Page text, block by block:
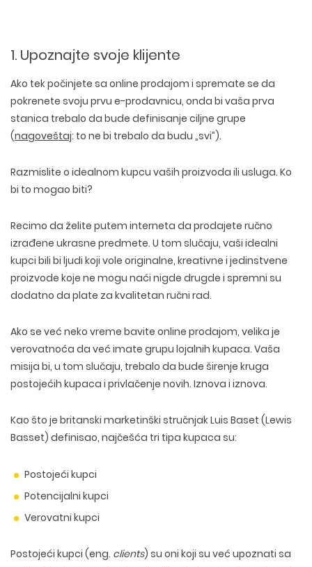
1. Upoznajte svoje klijente
Ako tek počinjete sa online prodajom i spremate se da
pokrenete svoju prvu e-prodavnicu, onda bi vaša prva
stanica trebalo da bude definisanje ciljne grupe
(nagoveštaj: to ne bi trebalo da budu „svi”).
Razmislite o idealnom kupcu vaših proizvoda ili usluga. Ko
bi to mogao biti?
Recimo da želite putem interneta da prodajete ručno
izrađene ukrasne predmete. U tom slučaju, vaši idealni
kupci bili bi ljudi koji vole originalne, kreativne i jedinstvene
proizvode koje ne mogu naći nigde drugde i spremni su
dodatno da plate za kvalitetan ručni rad.
Ako se već neko vreme bavite online prodajom, velika je
verovatnoća da već imate grupu lojalnih kupaca. Vaša
misija bi, u tom slučaju, trebalo da bude širenje kruga
postojećih kupaca i privlačenje novih. Iznova i iznova.
Kao što je britanski marketinški stručnjak Luis Baset (Lewis
Basset) definisao, najčešća tri tipa kupaca su:
Postojeći kupci
Potencijalni kupci
Verovatni kupci
Postojeći kupci (eng. clients) su oni koji su već upoznati sa